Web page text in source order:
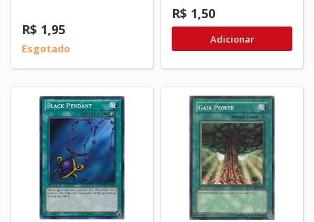
R$ 1,95
Esgotado
R$ 1,50
Adicionar